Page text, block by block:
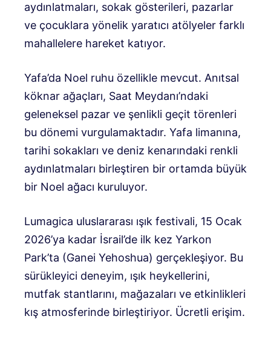
aydınlatmaları, sokak gösterileri, pazarlar
ve çocuklara yönelik yaratıcı atölyeler farklı
mahallelere hareket katıyor.
Yafa’da Noel ruhu özellikle mevcut. Anıtsal
köknar ağaçları, Saat Meydanı’ndaki
geleneksel pazar ve şenlikli geçit törenleri
bu dönemi vurgulamaktadır. Yafa limanına,
tarihi sokakları ve deniz kenarındaki renkli
aydınlatmaları birleştiren bir ortamda büyük
bir Noel ağacı kuruluyor.
Lumagica uluslararası ışık festivali, 15 Ocak
2026’ya kadar İsrail’de ilk kez Yarkon
Park’ta (Ganei Yehoshua) gerçekleşiyor. Bu
sürükleyici deneyim, ışık heykellerini,
mutfak stantlarını, mağazaları ve etkinlikleri
kış atmosferinde birleştiriyor. Ücretli erişim.